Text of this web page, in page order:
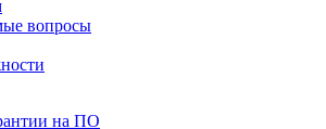
вопросы
на ПО